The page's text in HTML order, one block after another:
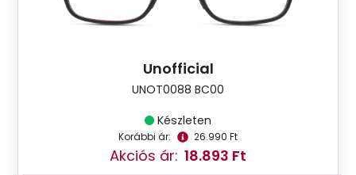
Unofficial
UNOT0088 BC00
Készleten
Korábbi ár: 26.990 Ft
Akciós ár: 18.893 Ft